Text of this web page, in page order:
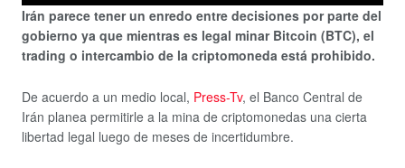
Irán parece tener un enredo entre decisiones por parte del
gobierno ya que mientras es legal minar Bitcoin (BTC), el
trading o intercambio de la criptomoneda está prohibido.
De acuerdo a un medio local, Press-Tv, el Banco Central de
Irán planea permitirle a la mina de criptomonedas una cierta
libertad legal luego de meses de incertidumbre.